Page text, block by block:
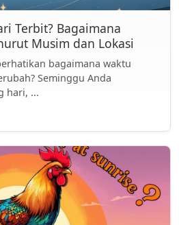
Terbit? Bagaimana
Musim dan Lokasi
bagaimana waktu
Seminggu Anda
hari, ...